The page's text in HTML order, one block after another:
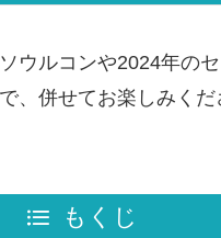
ウルコンや2024年の
、併せてお楽しみくだ
もくじ